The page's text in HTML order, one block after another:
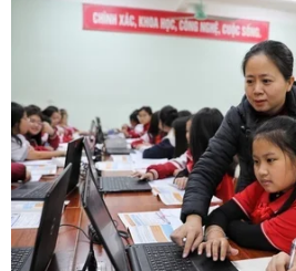
Hàu nuôi bị chết hoàn toàn.
Gần đây, những người nuôi
Phu (thị xã Ninh Hòa) và
khu vực Cam Lập (thành